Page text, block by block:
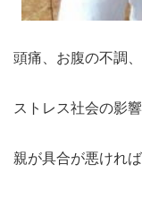
頭痛、お腹の不調、
ストレス社会の影
親が具合が悪ければ